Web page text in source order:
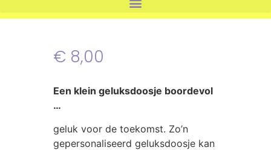
€ 8,00
Een klein geluksdoosje boordevol
…
geluk voor de toekomst. Zo’n
gepersonaliseerd geluksdoosje kan